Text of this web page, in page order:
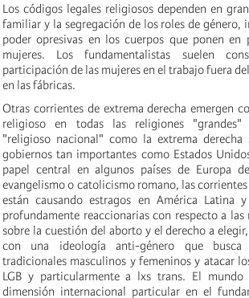
Los códigos legales religiosos dependen en
familiar y la segregación de los roles de género,
poder opresivas en los cuerpos que ponen
mujeres. Los fundamentalistas suelen
participación de las mujeres en el trabajo fuera
en las fábricas.
Otras corrientes de extrema derecha emergen
religioso en todas las religiones "grandes"
"religioso nacional" como la extrema derecha
gobiernos tan importantes como Estados
papel central en algunos países de Europa
evangelismo o catolicismo romano, las
están causando estragos en América Latina
profundamente reaccionarias con respecto a
sobre la cuestión del aborto y el derecho a elegir,
con una ideología anti-género que
tradicionales masculinos y femeninos y atacar
LGB y particularmente a lxs trans. El mundo
dimensión internacional particular en el